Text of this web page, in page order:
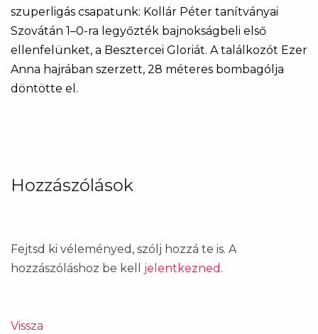
szuperligás csapatunk: Kollár Péter tanítványai
Szovátán 1–0-ra legyőzték bajnokságbeli első
ellenfelünket, a Besztercei Gloriát. A találkozót Ezer
Anna hajrában szerzett, 28 méteres bombagólja
döntötte el.
Hozzászólások
Fejtsd ki véleményed, szólj hozzá te is. A
hozzászóláshoz be kell jelentkezned .
Vissza